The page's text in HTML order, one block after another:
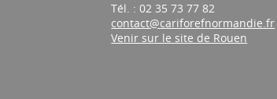
Tél. : 02 35 73 77 82
contact@cariforefnormandie.fr
Venir sur le site de Rouen